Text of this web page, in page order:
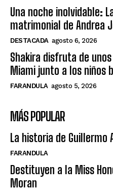
Una noche inolvidable:
matrimonial de Andrea
DESTACADA agosto 6, 2026
Shakira disfruta de
Miami junto a los niños
FARANDULA agosto 5, 2026
MÁS POPULAR
La historia de Guillermo
FARANDULA
Destituyen a la Miss
Moran